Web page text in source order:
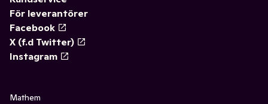
För leverantörer
Facebook
X (f.d Twitter)
Instagram
Mathem